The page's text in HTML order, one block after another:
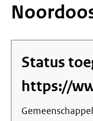
Status
https://